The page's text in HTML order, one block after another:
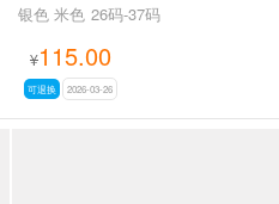
银色 米色 26码-37码
¥115.00
可退换 2026-03-26